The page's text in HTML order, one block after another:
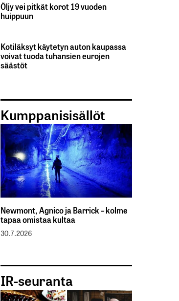
Öljy vei pitkät korot 19 vuoden
huippuun
Kotiläksyt käytetyn auton kaupassa
voivat tuoda tuhansien eurojen
säästöt
Kumppanisisällöt
Newmont, Agnico ja Barrick – kolme
tapaa omistaa kultaa
30.7.2026
IR-seuranta